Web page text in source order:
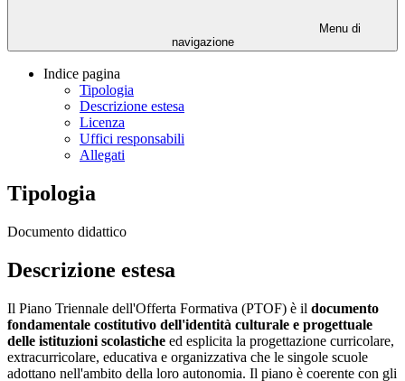
Menu di
navigazione
Indice pagina
Tipologia
Descrizione estesa
Licenza
Uffici responsabili
Allegati
Tipologia
Documento didattico
Descrizione estesa
Il Piano Triennale dell'Offerta Formativa (PTOF) è il documento
fondamentale costitutivo dell'identità culturale e progettuale
delle istituzioni scolastiche ed esplicita la progettazione curricolare,
extracurricolare, educativa e organizzativa che le singole scuole
adottano nell'ambito della loro autonomia. Il piano è coerente con gli